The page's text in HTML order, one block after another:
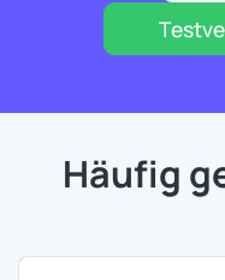
Häufig